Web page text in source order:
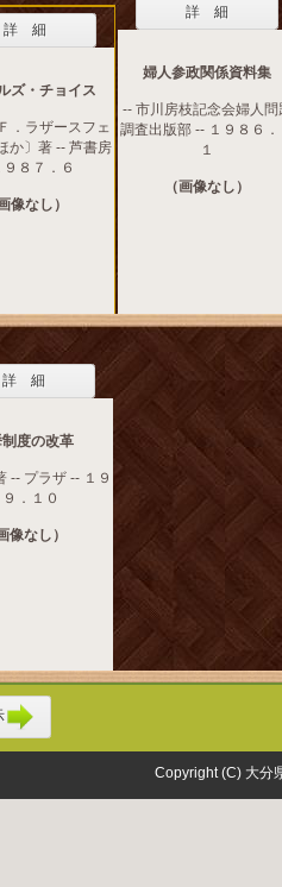
詳 細
ズ・チョイス
．ラザースフェ
か〕著 -- 芦書房
９８７．６
像なし）
詳 細
婦人参政関係資料集
-- 市川房枝記念会婦人問
調査出版部 -- １９８６
１
（画像なし）
詳 細
度の改革
プラザ -- １９
９．１０
像なし）
Copyright (C) 大分